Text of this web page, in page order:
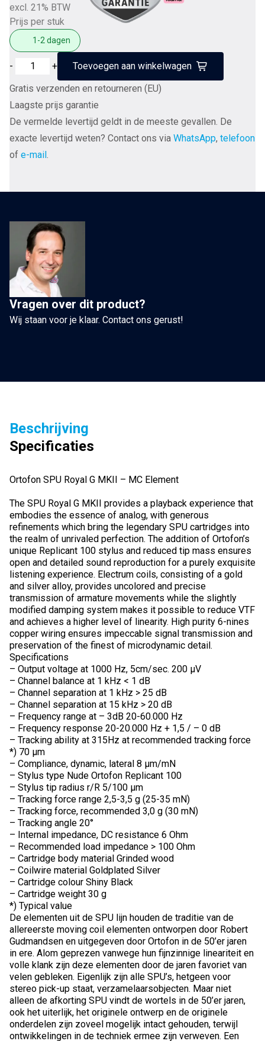
excl. 21% BTW
Prijs per stuk
1-2 dagen
Ortofon
SPU
Royal
G
Replicant
Element
aantal
- +
Toevoegen aan winkelwagen
Gratis verzenden en retourneren (EU)
Laagste prijs garantie
De vermelde levertijd geldt in de meeste gevallen. De
exacte levertijd weten? Contact ons via WhatsApp, telefoon
of e-mail.
Vragen over dit product?
Wij staan voor je klaar. Contact ons gerust!
Beschrijving
Specificaties
Ortofon SPU Royal G MKII – MC Element
The SPU Royal G MKII provides a playback experience that
embodies the essence of analog, with generous
refinements which bring the legendary SPU cartridges into
the realm of unrivaled perfection. The addition of Ortofon’s
unique Replicant 100 stylus and reduced tip mass ensures
open and detailed sound reproduction for a purely exquisite
listening experience. Electrum coils, consisting of a gold
and silver alloy, provides uncolored and precise
transmission of armature movements while the slightly
modified damping system makes it possible to reduce VTF
and achieves a higher level of linearity. High purity 6-nines
copper wiring ensures impeccable signal transmission and
preservation of the finest of microdynamic detail.
Specifications
– Output voltage at 1000 Hz, 5cm/sec. 200 µV
– Channel balance at 1 kHz < 1 dB
– Channel separation at 1 kHz > 25 dB
– Channel separation at 15 kHz > 20 dB
– Frequency range at – 3dB 20-60.000 Hz
– Frequency response 20-20.000 Hz + 1,5 / – 0 dB
– Tracking ability at 315Hz at recommended tracking force
*) 70 µm
– Compliance, dynamic, lateral 8 µm/mN
– Stylus type Nude Ortofon Replicant 100
– Stylus tip radius r/R 5/100 µm
– Tracking force range 2,5-3,5 g (25-35 mN)
– Tracking force, recommended 3,0 g (30 mN)
– Tracking angle 20°
– Internal impedance, DC resistance 6 Ohm
– Recommended load impedance > 100 Ohm
– Cartridge body material Grinded wood
– Coilwire material Goldplated Silver
– Cartridge colour Shiny Black
– Cartridge weight 30 g
*) Typical value
De elementen uit de SPU lijn houden de traditie van de
allereerste moving coil elementen ontworpen door Robert
Gudmandsen en uitgegeven door Ortofon in de 50’er jaren
in ere. Alom geprezen vanwege hun fijnzinnige lineariteit en
volle klank zijn deze elementen door de jaren favoriet van
velen gebleken. Eigenlijk zijn alle SPU’s, hetgeen voor
stereo pick-up staat, verzamelaarsobjecten. Maar niet
alleen de afkorting SPU vindt de wortels in de 50’er jaren,
ook het uiterlijk, het originele ontwerp en de originele
onderdelen zijn zoveel mogelijk intact gehouden, terwijl
ontwikkelingen in de techniek ermee zijn verweven. Een